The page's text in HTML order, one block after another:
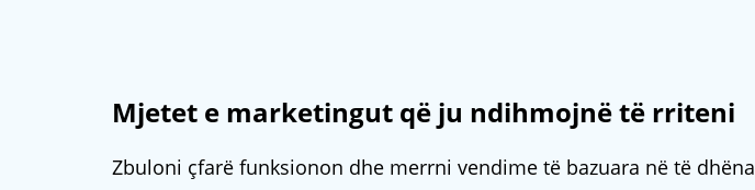
Mjetet e marketingut që ju ndihmojnë të rriteni
Zbuloni çfarë funksionon dhe merrni vendime të bazuara në të dhëna